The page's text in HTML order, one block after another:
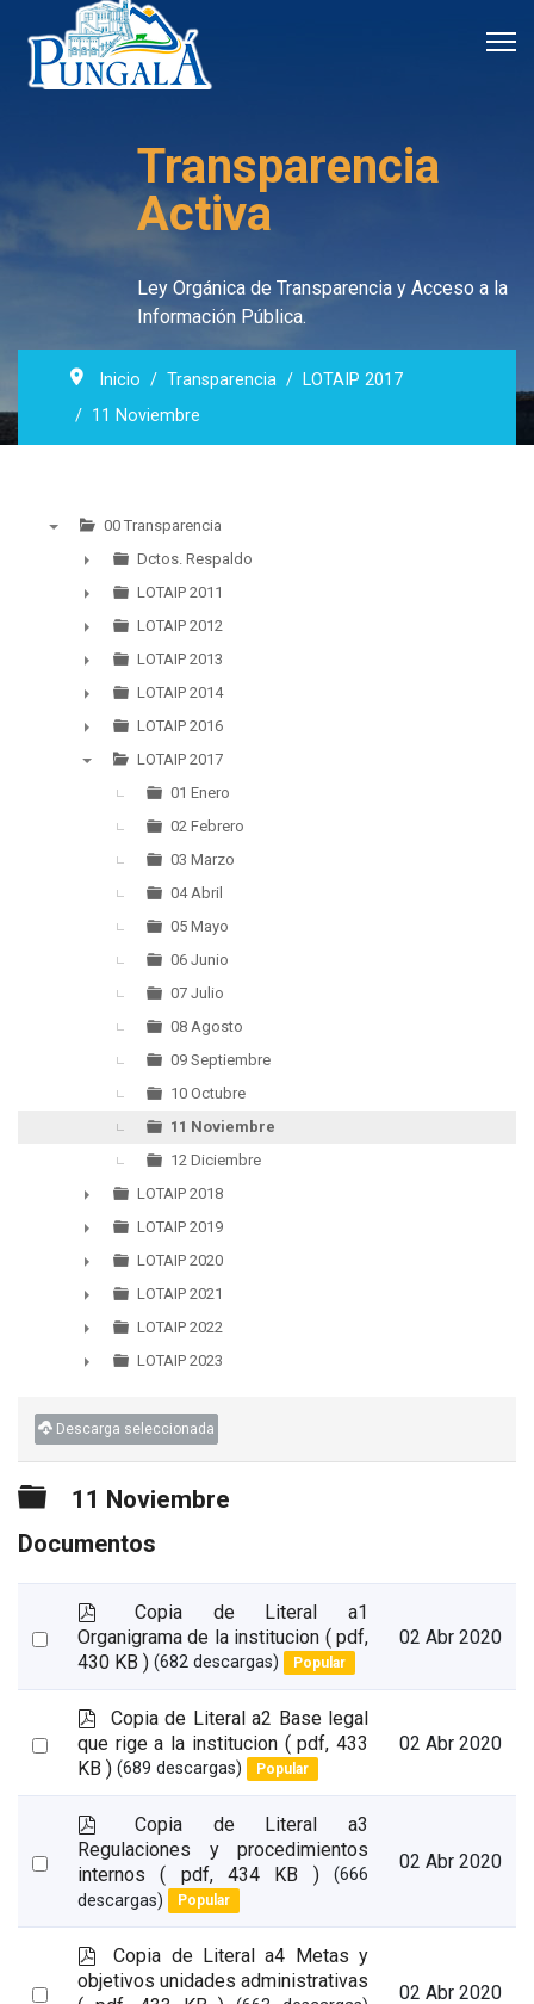
Transparencia
Activa
Ley Orgánica de Transparencia y Acceso a la
Información Pública.
Inicio Transparencia
LOTAIP 2017
11 Noviembre
00 Transparencia
►
Dctos. Respaldo
►
LOTAIP 2011
►
LOTAIP 2012
►
LOTAIP 2013
►
LOTAIP 2014
►
LOTAIP 2016
LOTAIP 2017
01 Enero
02 Febrero
03 Marzo
04 Abril
05 Mayo
06 Junio
07 Julio
08 Agosto
09 Septiembre
10 Octubre
11 Noviembre
12 Diciembre
►
LOTAIP 2018
►
LOTAIP 2019
►
LOTAIP 2020
►
LOTAIP 2021
►
LOTAIP 2022
LOTAIP 2023
Descarga seleccionada
Carpeta
11 Noviembre
Documentos
Select
p
d
f
Copia de Literal a1
Organigrama de la institucion ( pdf,
430 KB ) (682 descargas) Popular
02 Abr 2020
Select
p
d
f
Copia de Literal a2 Base legal
que rige a la institucion ( pdf, 433
KB ) (689 descargas) Popular
02 Abr 2020
Select
item
p
d
f
Copia de Literal a3
Regulaciones y procedimientos
internos
( pdf, 434 KB )
(666
descargas)
Popular
02 Abr 2020
Select
p
d
Copia de Literal a4 Metas y
objetivos unidades administrativas
02 Abr 2020